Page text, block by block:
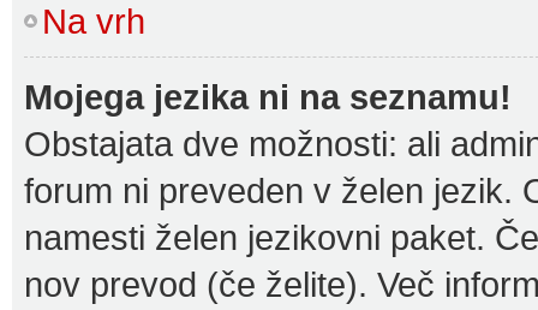
Na vrh
Mojega jezika ni na seznamu!
Obstajata dve možnosti: ali
forum ni preveden v želen jezik.
namesti želen jezikovni paket.
nov prevod (če želite). Več